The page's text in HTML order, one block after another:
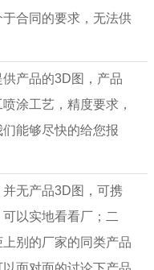
合同的要求，无法供
产品的3D图，产品
涂工艺，精度要求，
能够尽快的给您报
无产品3D图，可携
以实地看看厂；二
别的厂家的同类产品